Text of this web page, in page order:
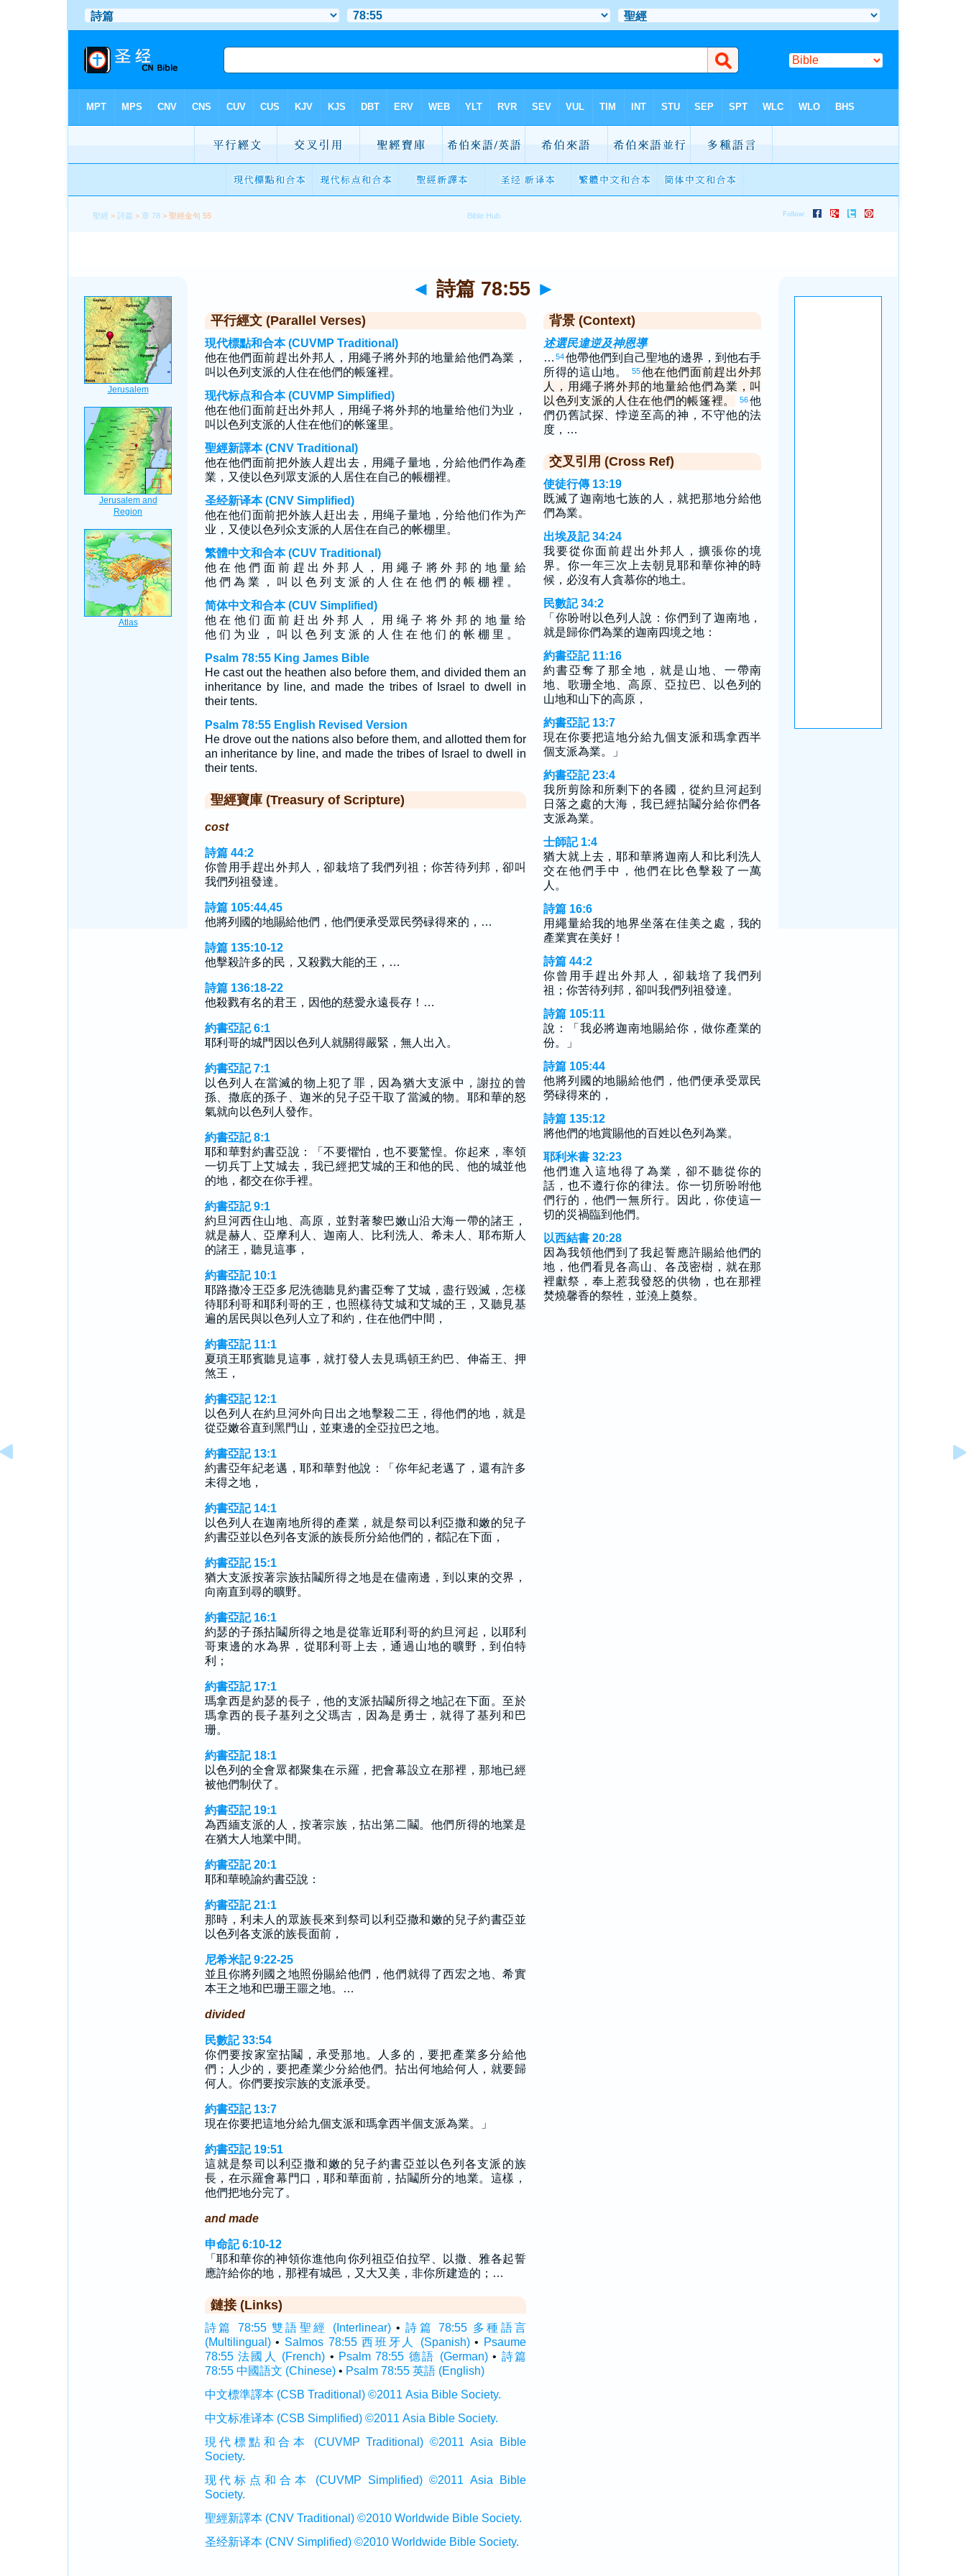
聖經 >詩篇 > 章 78 > 聖經金句 55
◄ 詩篇 78:55 ►
平行經文 (Parallel Verses)
現代標點和合本 (CUVMP Traditional)
他在他們面前趕出外邦人，用繩子將外邦的地量給他們為業，
叫以色列支派的人住在他們的帳篷裡。
现代标点和合本 (CUVMP Simplified)
他在他们面前赶出外邦人，用绳子将外邦的地量给他们为业，
叫以色列支派的人住在他们的帐篷里。
聖經新譯本 (CNV Traditional)
他在他們面前把外族人趕出去，用繩子量地，分給他們作為產
業，又使以色列眾支派的人居住在自己的帳棚裡。
圣经新译本 (CNV Simplified)
他在他们面前把外族人赶出去，用绳子量地，分给他们作为产
业，又使以色列众支派的人居住在自己的帐棚里。
繁體中文和合本 (CUV Traditional)
他 在 他 們 面 前 趕 出 外 邦 人 ， 用 繩 子 將 外 邦 的 地 量 給
他 們 為 業 ， 叫 以 色 列 支 派 的 人 住 在 他 們 的 帳 棚 裡 。
简体中文和合本 (CUV Simplified)
他 在 他 们 面 前 赶 出 外 邦 人 ， 用 绳 子 将 外 邦 的 地 量 给
他 们 为 业 ， 叫 以 色 列 支 派 的 人 住 在 他 们 的 帐 棚 里 。
Psalm 78:55 King James Bible
He cast out the heathen also before them, and divided them an
inheritance by line, and made the tribes of Israel to dwell in
their tents.
Psalm 78:55 English Revised Version
He drove out the nations also before them, and allotted them for
an inheritance by line, and made the tribes of Israel to dwell in
their tents.
聖經寶庫 (Treasury of Scripture)
cost
詩篇 44:2
你曾用手趕出外邦人，卻栽培了我們列祖；你苦待列邦，卻叫
我們列祖發達。
詩篇 105:44,45
他將列國的地賜給他們，他們便承受眾民勞碌得來的，…
詩篇 135:10-12
他擊殺許多的民，又殺戮大能的王，…
詩篇 136:18-22
他殺戮有名的君王，因他的慈愛永遠長存！…
約書亞記 6:1
耶利哥的城門因以色列人就關得嚴緊，無人出入。
約書亞記 7:1
以色列人在當滅的物上犯了罪，因為猶大支派中，謝拉的曾
孫、撒底的孫子、迦米的兒子亞干取了當滅的物。耶和華的怒
氣就向以色列人發作。
約書亞記 8:1
耶和華對約書亞說：「不要懼怕，也不要驚惶。你起來，率領
一切兵丁上艾城去，我已經把艾城的王和他的民、他的城並他
的地，都交在你手裡。
約書亞記 9:1
約旦河西住山地、高原，並對著黎巴嫩山沿大海一帶的諸王，
就是赫人、亞摩利人、迦南人、比利洗人、希未人、耶布斯人
的諸王，聽見這事，
約書亞記 10:1
耶路撒冷王亞多尼洗德聽見約書亞奪了艾城，盡行毀滅，怎樣
待耶利哥和耶利哥的王，也照樣待艾城和艾城的王，又聽見基
遍的居民與以色列人立了和約，住在他們中間，
約書亞記 11:1
夏瑣王耶賓聽見這事，就打發人去見瑪頓王約巴、伸崙王、押
煞王，
約書亞記 12:1
以色列人在約旦河外向日出之地擊殺二王，得他們的地，就是
從亞嫩谷直到黑門山，並東邊的全亞拉巴之地。
約書亞記 13:1
約書亞年紀老邁，耶和華對他說：「你年紀老邁了，還有許多
未得之地，
約書亞記 14:1
以色列人在迦南地所得的產業，就是祭司以利亞撒和嫩的兒子
約書亞並以色列各支派的族長所分給他們的，都記在下面，
約書亞記 15:1
猶大支派按著宗族拈鬮所得之地是在儘南邊，到以東的交界，
向南直到尋的曠野。
約書亞記 16:1
約瑟的子孫拈鬮所得之地是從靠近耶利哥的約旦河起，以耶利
哥東邊的水為界，從耶利哥上去，通過山地的曠野，到伯特
利；
約書亞記 17:1
瑪拿西是約瑟的長子，他的支派拈鬮所得之地記在下面。至於
瑪拿西的長子基列之父瑪吉，因為是勇士，就得了基列和巴
珊。
約書亞記 18:1
以色列的全會眾都聚集在示羅，把會幕設立在那裡，那地已經
被他們制伏了。
約書亞記 19:1
為西緬支派的人，按著宗族，拈出第二鬮。他們所得的地業是
在猶大人地業中間。
約書亞記 20:1
耶和華曉諭約書亞說：
約書亞記 21:1
那時，利未人的眾族長來到祭司以利亞撒和嫩的兒子約書亞並
以色列各支派的族長面前，
尼希米記 9:22-25
並且你將列國之地照份賜給他們，他們就得了西宏之地、希實
本王之地和巴珊王噩之地。…
divided
民數記 33:54
你們要按家室拈鬮，承受那地。人多的，要把產業多分給他
們；人少的，要把產業少分給他們。拈出何地給何人，就要歸
何人。你們要按宗族的支派承受。
約書亞記 13:7
現在你要把這地分給九個支派和瑪拿西半個支派為業。」
約書亞記 19:51
這就是祭司以利亞撒和嫩的兒子約書亞並以色列各支派的族
長，在示羅會幕門口，耶和華面前，拈鬮所分的地業。這樣，
他們把地分完了。
and made
申命記 6:10-12
「耶和華你的神領你進他向你列祖亞伯拉罕、以撒、雅各起誓
應許給你的地，那裡有城邑，又大又美，非你所建造的；…
鏈接 (Links)
詩篇 78:55 雙語聖經 (Interlinear)•詩篇 78:55 多種語言
(Multilingual)• Salmos 78:55 西班牙人 (Spanish)• Psaume
78:55 法國人 (French) • Psalm 78:55 德語 (German)• 詩篇
78:55 中國語文 (Chinese)• Psalm 78:55 英語 (English)
中文標準譯本 (CSB Traditional) ©2011 Asia Bible Society.
中文标准译本 (CSB Simplified) ©2011 Asia Bible Society.
現代標點和合本 (CUVMP Traditional) ©2011 Asia Bible
Society.
现代标点和合本 (CUVMP Simplified) ©2011 Asia Bible
Society.
聖經新譯本 (CNV Traditional) ©2010 Worldwide Bible Society.
圣经新译本 (CNV Simplified) ©2010 Worldwide Bible Society.
背景 (Context)
述選民違逆及神恩導
… 54他帶他們到自己聖地的邊界，到他右手
所得的這山地。
55 他在他們面前趕出外邦
人，用繩子將外邦的地量給他們為業，叫
以色列支派的人住在他們的帳篷裡。
56他
們仍舊試探、悖逆至高的神，不守他的法
度，…
交叉引用 (Cross Ref)
使徒行傳 13:19
既滅了迦南地七族的人，就把那地分給他
們為業。
出埃及記 34:24
我要從你面前趕出外邦人，擴張你的境
界。你一年三次上去朝見耶和華你神的時
候，必沒有人貪慕你的地土。
民數記 34:2
「你吩咐以色列人說：你們到了迦南地，
就是歸你們為業的迦南四境之地：
約書亞記 11:16
約書亞奪了那全地，就是山地、一帶南
地、歌珊全地、高原、亞拉巴、以色列的
山地和山下的高原，
約書亞記 13:7
現在你要把這地分給九個支派和瑪拿西半
個支派為業。」
約書亞記 23:4
我所剪除和所剩下的各國，從約旦河起到
日落之處的大海，我已經拈鬮分給你們各
支派為業。
士師記 1:4
猶大就上去，耶和華將迦南人和比利洗人
交在他們手中，他們在比色擊殺了一萬
人。
詩篇 16:6
用繩量給我的地界坐落在佳美之處，我的
產業實在美好！
詩篇 44:2
你曾用手趕出外邦人，卻栽培了我們列
祖；你苦待列邦，卻叫我們列祖發達。
詩篇 105:11
說：「我必將迦南地賜給你，做你產業的
份。」
詩篇 105:44
他將列國的地賜給他們，他們便承受眾民
勞碌得來的，
詩篇 135:12
將他們的地賞賜他的百姓以色列為業。
耶利米書 32:23
他們進入這地得了為業，卻不聽從你的
話，也不遵行你的律法。你一切所吩咐他
們行的，他們一無所行。因此，你使這一
切的災禍臨到他們。
以西結書 20:28
因為我領他們到了我起誓應許賜給他們的
地，他們看見各高山、各茂密樹，就在那
裡獻祭，奉上惹我發怒的供物，也在那裡
焚燒馨香的祭牲，並澆上奠祭。